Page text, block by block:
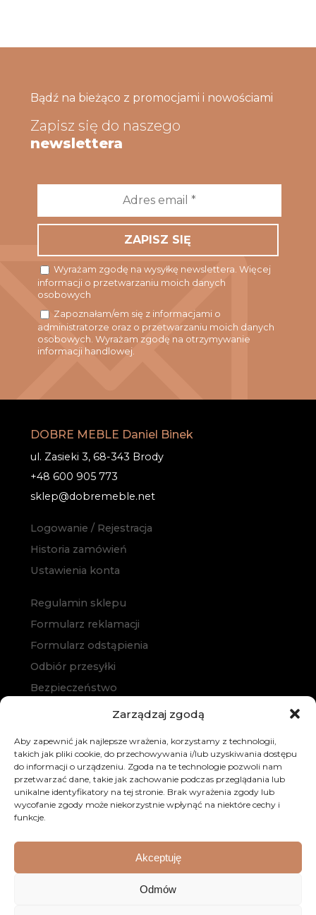
Zarządzaj zgodą
Aby zapewnić jak najlepsze wrażenia, korzystamy z technologii,
takich jak pliki cookie, do przechowywania i/lub uzyskiwania dostępu
do informacji o urządzeniu. Zgoda na te technologie pozwoli nam
przetwarzać dane, takie jak zachowanie podczas przeglądania lub
unikalne identyfikatory na tej stronie. Brak wyrażenia zgody lub
wycofanie zgody może niekorzystnie wpłynąć na niektóre cechy i
funkcje.
Akceptuję
Odmów
Bądź na bieżąco z promocjami i nowościami
Zapisz się do naszego
newslettera
*
Wyrażam zgodę na wysyłkę newslettera. Więcej
informacji o przetwarzaniu moich danych
osobowych
Zapoznałam/em się z informacjami o
administratorze oraz o przetwarzaniu moich danych
osobowych. Wyrażam zgodę na otrzymywanie
informacji handlowej.
DOBRE MEBLE Daniel Binek
ul. Zasieki 3, 68-343 Brody
+48 600 905 773
sklep@dobremeble.net
Logowanie / Rejestracja
Historia zamówień
Ustawienia konta
Regulamin sklepu
Formularz reklamacji
Formularz odstąpienia
Odbiór przesyłki
Bezpieczeństwo
Polityka prywatności
Zakup na raty
Kontakt
© 2026 Dobre Meble. Wszystkie prawa zastrzeżone.